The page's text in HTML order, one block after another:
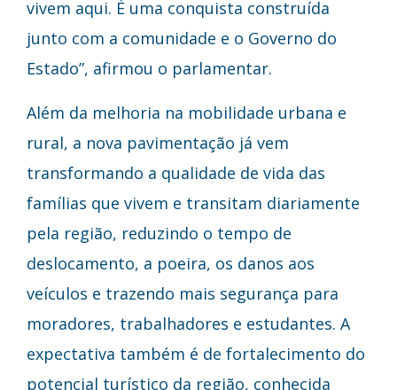
vivem aqui. É uma conquista construída
junto com a comunidade e o Governo do
Estado”, afirmou o parlamentar.
Além da melhoria na mobilidade urbana e
rural, a nova pavimentação já vem
transformando a qualidade de vida das
famílias que vivem e transitam diariamente
pela região, reduzindo o tempo de
deslocamento, a poeira, os danos aos
veículos e trazendo mais segurança para
moradores, trabalhadores e estudantes. A
expectativa também é de fortalecimento do
potencial turístico da região, conhecida